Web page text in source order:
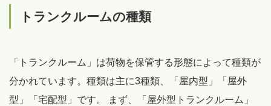
トランクルームの種類
「トランクルーム」は荷物を保管する形態によって種類が
分かれています。種類は主に3種類、「屋内型」「屋外
型」「宅配型」です。 まず、「屋外型トランクルーム」